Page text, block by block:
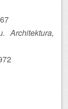
Architektura,